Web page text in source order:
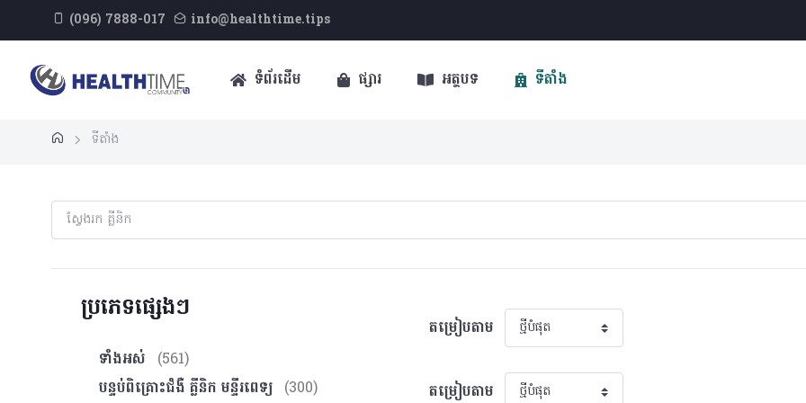
(096) 7888-017 info@healthtime.tips
ទំព័រដើម ផ្សារ អត្ថបទ ទីតាំង
ទីតាំង
ប្រភេទផ្សេងៗ
ទាំងអស់
(561)
បន្ទប់ពិគ្រោះ​ជំងឺ គ្លីនិក មន្ទីរពេទ្យ (300)
តម្រៀបតាម
តម្រៀបតាម